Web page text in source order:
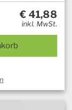
€ 41,88
inkl. MwSt.